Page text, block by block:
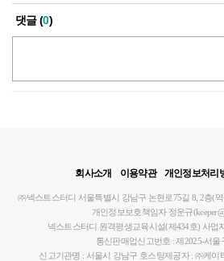
댓글 (0)
회사소개 이용약관 개인정보처리
㈜넥스트스터디 서울특별시 강남구 논현로75길 8, 2층(
개인정보보호책임자 정운규
넥스트스터디 원격평생교육시설(제434호) 사업
통신판매업신고번호 : 제2025-서울
신고기관명 : 서울시 강남구 호스팅제공자 : ㈜케이